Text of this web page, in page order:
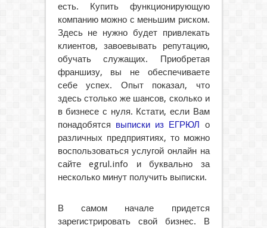
есть. Купить функционирующую
компанию можно с меньшим риском.
Здесь не нужно будет привлекать
клиентов, завоевывать репутацию,
обучать служащих. Приобретая
франшизу, вы не обеспечиваете
себе успех. Опыт показал, что
здесь столько же шансов, сколько и
в бизнесе с нуля. Кстати, если Вам
понадобятся выписки из ЕГРЮЛ о
различных предприятиях, то можно
воспользоваться услугой онлайн на
сайте egrul.info и буквально за
несколько минут получить выписки.
В самом начале придется
зарегистрировать свой бизнес. В